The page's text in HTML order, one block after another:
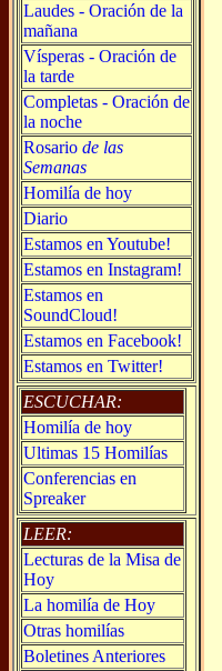
Laudes - Oración de la
mañana
Vísperas - Oración de
la tarde
Completas - Oración de
la noche
Rosario de las
Semanas
Homilía de hoy
Diario
Estamos en Youtube!
Estamos en Instagram!
Estamos en
SoundCloud!
Estamos en Facebook!
Estamos en Twitter!
ESCUCHAR:
Homilía de hoy
Ultimas 15 Homilías
Conferencias en
Spreaker
LEER:
Lecturas de la Misa de
Hoy
La homilía de Hoy
Otras homilías
Boletines Anteriores